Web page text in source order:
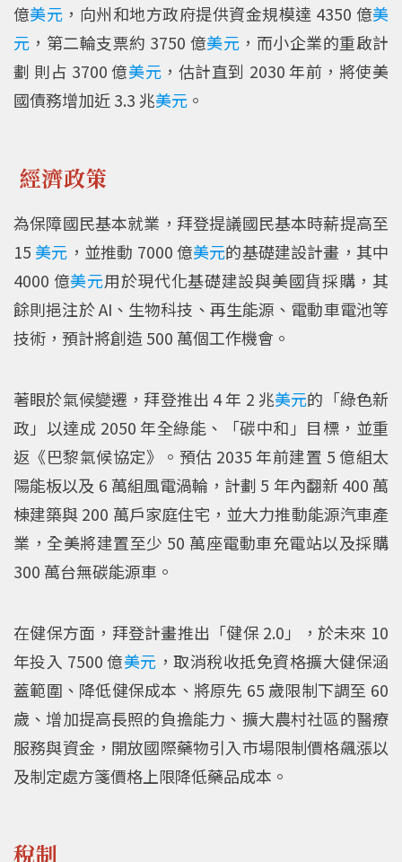
億美元 ，向州和地方政府提供資金規模達 4350 億美
元 ，第二輪支票約 3750 億美元 ，而小企業的重啟計
劃 則占 3700 億美元 ，估計直到 2030 年前，將使美
國債務增加近 3.3 兆美元 。
經濟政策
為保障國民基本就業，拜登提議國民基本時薪提高至
15 美元 ，並推動 7000 億美元的基礎建設計畫，其中
4000 億美元用於現代化基礎建設與美國貨採購，其
餘則挹注於 AI、生物科技、再生能源、電動車電池等
技術，預計將創造 500 萬個工作機會。
著眼於氣候變遷，拜登推出 4 年 2 兆美元的「綠色新
政」以達成 2050 年全綠能、「碳中和」目標，並重
返《巴黎氣候協定》。預估 2035 年前建置 5 億組太
陽能板以及 6 萬組風電渦輪，計劃 5 年內翻新 400 萬
棟建築與 200 萬戶家庭住宅，並大力推動能源汽車產
業，全美將建置至少 50 萬座電動車充電站以及採購
300 萬台無碳能源車。
在健保方面，拜登計畫推出「健保 2.0」，於未來 10
年投入 7500 億美元 ，取消稅收抵免資格擴大健保涵
蓋範圍、降低健保成本、將原先 65 歲限制下調至 60
歲、增加提高長照的負擔能力、擴大農村社區的醫療
服務與資金，開放國際藥物引入市場限制價格飆漲以
及制定處方箋價格上限降低藥品成本。
稅制